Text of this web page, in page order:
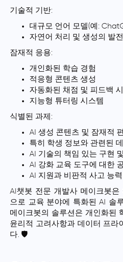
기술적 기반:
대규모 언어 모델(예:
자연어 처리 및 생성의 발전
잠재적 응용:
개인화된 학습 경험
적응형 콘텐츠 생성
자동화된 채점 및 피드백
지능형 튜터링 시스템
식별된 과제:
AI 생성 콘텐츠 및 잠재적
특히 학생 정보와 관련된
AI 기술의 책임 있는 구현
AI 강화 교육 도구에 대한
AI 지원과 비판적 사고 능
AI챗봇 전문 개발사 메이크봇
으로 교육 분야에 특화된 AI 솔
메이크봇의 솔루션은 개인화된
윤리적 고려사항과 데이터 프라
다. 🛡️